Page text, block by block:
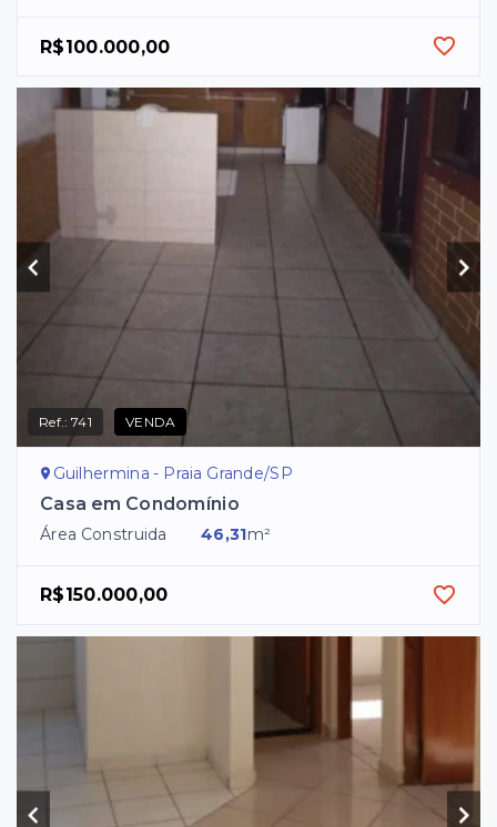
R$100.000,00
Ref.:741 VENDA
Guilhermina - Praia Grande/SP
Casa em Condomínio
Área Construida 46,31m²
R$150.000,00